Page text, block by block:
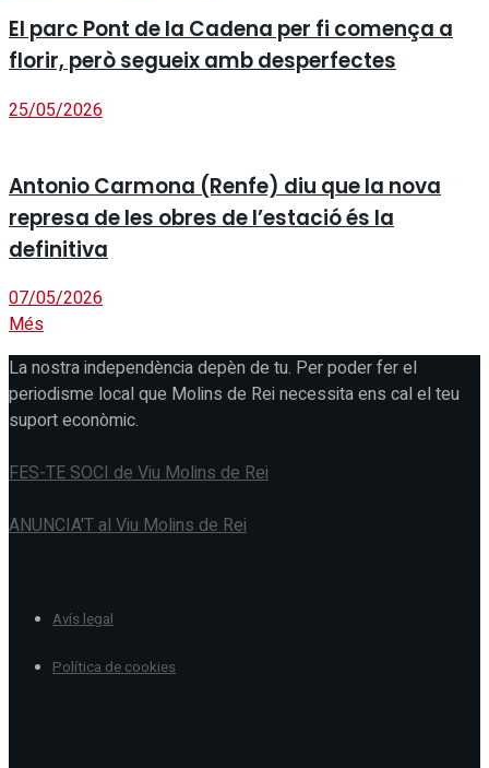
El parc Pont de la Cadena per fi comença a
florir, però segueix amb desperfectes
25/05/2026
Antonio Carmona (Renfe) diu que la nova
represa de les obres de l’estació és la
definitiva
07/05/2026
Més
La nostra independència depèn de tu. Per poder fer el
periodisme local que Molins de Rei necessita ens cal el teu
suport econòmic.
FES-TE SOCI de Viu Molins de Rei
ANUNCIA'T al Viu Molins de Rei
Avís legal
Política de cookies